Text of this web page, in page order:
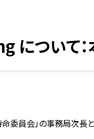
について
員会」の事務局次長